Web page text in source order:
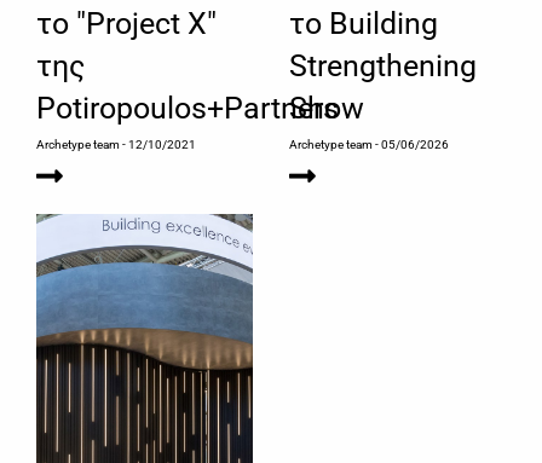
το "Project X"
της
Potiropoulos+Partners
Archetype team- 12/10/2021
το Building
Strengthening
Show
Archetype team- 05/06/2026